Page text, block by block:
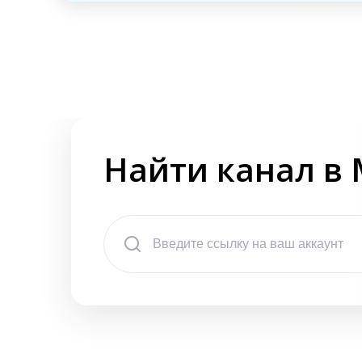
Найти канал в